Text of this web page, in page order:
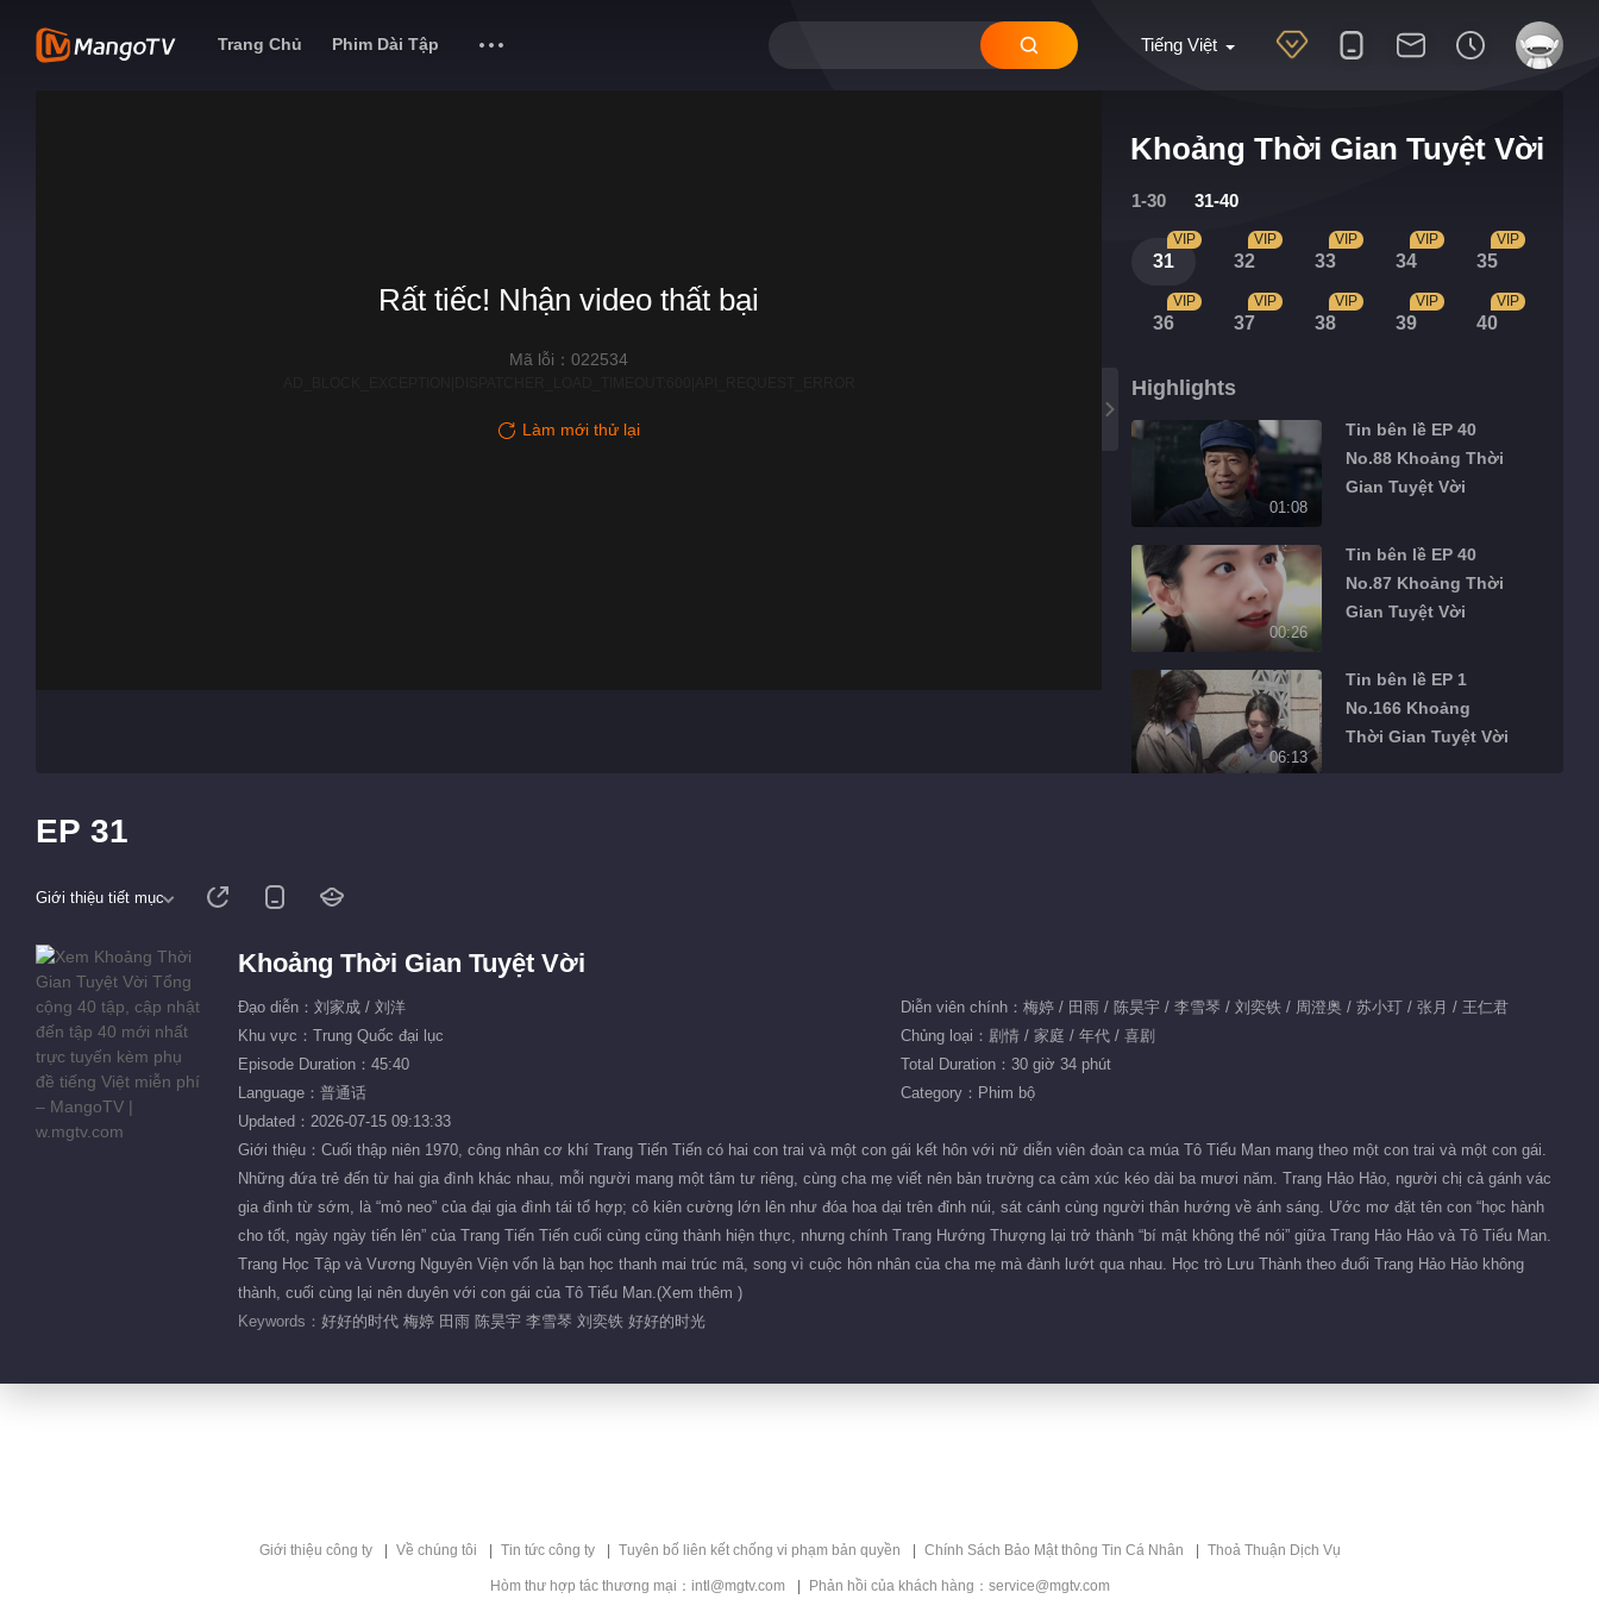
Tiếng Việt
Trang Chủ Phim Dài Tập
Khoảng Thời Gian Tuyệt Vời
1-30 31-40
31
VIP
32
VIP
33
VIP
34
VIP
35
VIP
36
VIP
37
VIP
38
VIP
39
VIP
40
VIP
Highlights
01:08
Tin bên lề EP 40
No.88 Khoảng Thời
Gian Tuyệt Vời
00:26
Tin bên lề EP 40
No.87 Khoảng Thời
Gian Tuyệt Vời
06:13
Tin bên lề EP 1
No.166 Khoảng
Thời Gian Tuyệt Vời
05:37
00:41
Tin bên lề EP 1
No.163 Khoảng
Thời Gian Tuyệt Vời
00:26
Rất tiếc! Nhận video thất bại
Mã lỗi：022534
Làm mới thử lại
EP 31
Giới thiệu tiết mục
Khoảng Thời Gian Tuyệt Vời
Đạo diễn：刘家成 / 刘洋
Diễn viên chính：梅婷 / 田雨 / 陈昊宇 / 李雪琴 / 刘奕铁 / 周澄奥 / 苏小玎 / 张月 / 王仁君
Khu vực：Trung Quốc đại lục
Chủng loại：剧情 / 家庭 / 年代 / 喜剧
Episode Duration：45:40
Total Duration：30 giờ 34 phút
Language：普通话
Category：Phim bộ
Updated：2026-07-15 09:13:33
Giới thiệu：Cuối thập niên 1970, công nhân cơ khí Trang Tiến Tiến có hai con trai và một con gái kết hôn với nữ diễn viên đoàn ca múa Tô Tiểu Man mang theo một con trai và một con gái.
Những đứa trẻ đến từ hai gia đình khác nhau, mỗi người mang một tâm tư riêng, cùng cha mẹ viết nên bản trường ca cảm xúc kéo dài ba mươi năm. Trang Hảo Hảo, người chị cả gánh vác
gia đình từ sớm, là “mỏ neo” của đại gia đình tái tổ hợp; cô kiên cường lớn lên như đóa hoa dại trên đỉnh núi, sát cánh cùng người thân hướng về ánh sáng. Ước mơ đặt tên con “học hành
cho tốt, ngày ngày tiến lên” của Trang Tiến Tiến cuối cùng cũng thành hiện thực, nhưng chính Trang Hướng Thượng lại trở thành “bí mật không thể nói” giữa Trang Hảo Hảo và Tô Tiểu Man.
Trang Học Tập và Vương Nguyên Viện vốn là bạn học thanh mai trúc mã, song vì cuộc hôn nhân của cha mẹ mà đành lướt qua nhau. Học trò Lưu Thành theo đuổi Trang Hảo Hảo không
thành, cuối cùng lại nên duyên với con gái của Tô Tiểu Man.(Xem thêm )
Keywords： 好好的时代 梅婷 田雨 陈昊宇 李雪琴 刘奕铁 好好的时光
Giới thiệu công ty Về chúng tôi Tin tức công ty Tuyên bố liên kết chống vi phạm bản quyền Chính Sách Bảo Mật thông Tin Cá Nhân Thoả Thuận Dịch Vụ
Hòm thư hợp tác thương mại：intl@mgtv.com Phản hồi của khách hàng：service@mgtv.com